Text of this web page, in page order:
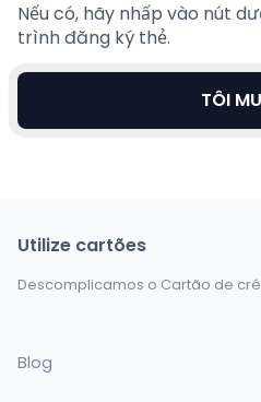
Nếu có, hãy nhấp vào nút
trình đăng ký thẻ.
TÔI
Utilize cartões
Descomplicamos o Cartão de
Blog